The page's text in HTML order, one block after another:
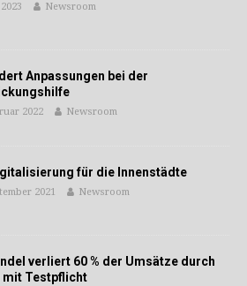
Newsroom
Anpassungen bei der
2022 Newsroom
für die Innenstädte
2021 Newsroom
verliert 60 % der Umsätze durch
mit Testpflicht